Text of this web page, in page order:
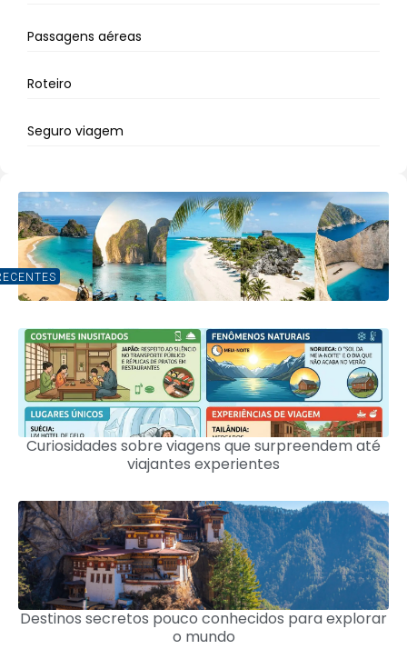
Passagens aéreas
Roteiro
Seguro viagem
Curiosidades sobre viagens que surpreendem até
viajantes experientes
Destinos secretos pouco conhecidos para explorar
o mundo